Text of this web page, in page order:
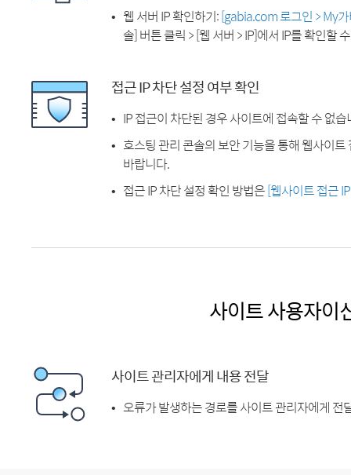
웹 서버 IP 확인하기:[gabia.com 로그인 > My
솔] 버튼 클릭 > [웹 서버 > IP]에서 IP를 확인할
접근 IP 차단 설정 여부 확인
IP 접근이 차단된 경우 사이트에 접속할 수 없습
호스팅 관리 콘솔의 보안 기능을 통해 웹사이
바랍니다.
접근 IP 차단 설정 확인 방법은[웹사이트 접근
사이트 사용자이
사이트 관리자에게 내용 전달
오류가 발생하는 경로를 사이트 관리자에게 전